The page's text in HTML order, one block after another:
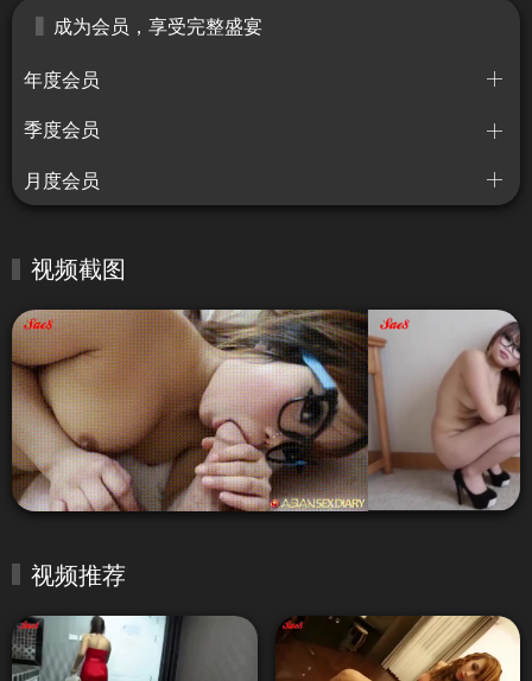
成为会员，享受完整盛宴
年度会员
季度会员
月度会员
视频截图
视频推荐